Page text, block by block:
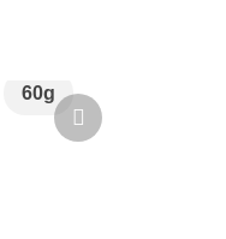
60g
Další
produkt